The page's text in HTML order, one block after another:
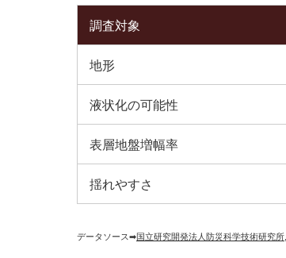
調査対象
地形
液状化の可能性
表層地盤増幅率
揺れやすさ
データソース➡︎国立研究開発法人防災科学技術研究所